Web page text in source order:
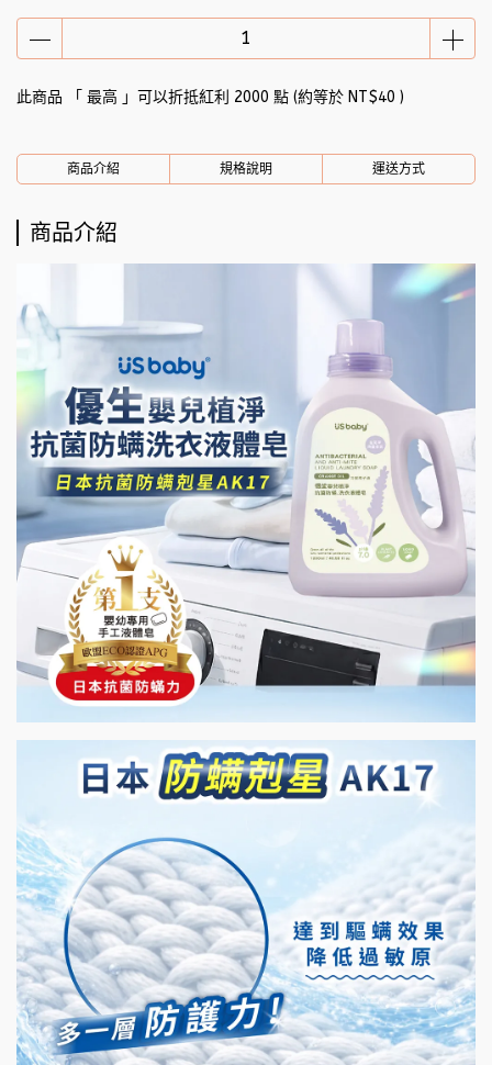
此商品 「 最高 」可以折抵紅利 2000 點 (約等於 NT$40 )
商品介紹 規格說明 運送方式
商品介紹